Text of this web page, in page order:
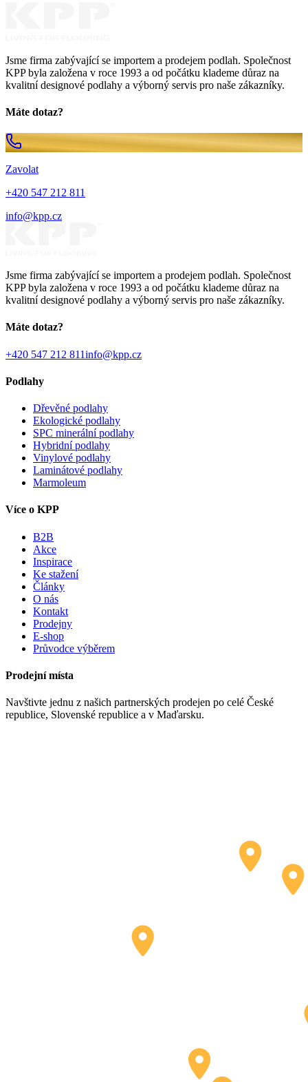
Jsme firma zabývající se importem a prodejem podlah. Společnost
KPP byla založena v roce 1993 a od počátku klademe důraz na
kvalitní designové podlahy a výborný servis pro naše zákazníky.
Máte dotaz?
Zavolat
+420 547 212 811
info@kpp.cz
Jsme firma zabývající se importem a prodejem podlah. Společnost
KPP byla založena v roce 1993 a od počátku klademe důraz na
kvalitní designové podlahy a výborný servis pro naše zákazníky.
Máte dotaz?
+420 547 212 811info@kpp.cz
Podlahy
Dřevěné podlahy
Ekologické podlahy
SPC minerální podlahy
Hybridní podlahy
Vinylové podlahy
Laminátové podlahy
Marmoleum
Více o KPP
B2B
Akce
Inspirace
Ke stažení
Články
O nás
Kontakt
Prodejny
E-shop
Průvodce výběrem
Prodejní místa
Navštivte jednu z našich partnerských prodejen po celé České
republice, Slovenské republice a v Maďarsku.